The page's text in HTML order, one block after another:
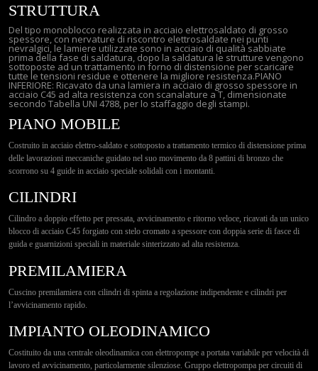
Contatti
STRUTTURA
Del tipo monoblocco realizzata in acciaio elettrosaldato di grosso
spessore, con nervature di riscontro elettrosaldate nei punti
nevralgici, le lamiere utilizzate sono in acciaio di qualità sabbiate
prima della fase di saldatura, dopo la saldatura le strutture vengono
sottoposte ad un trattamento in forno di distensione per scaricare
tutte le tensioni residue e ottenere la migliore resistenza.PIANO
INFERIORE: Ricavato da una lamiera in acciaio di grosso spessore in
acciaio C45 ad alta resistenza con scanalature a T, dimensionate
secondo Tabella UNI 4788, per lo staffaggio degli stampi.
PIANO MOBILE
Costruito in acciaio elettro-saldato e sottoposto a trattamento termico di distensione prima
delle lavorazioni meccaniche guidato nel suo movimento da 8 pattini di bronzo che
scorrono su 4 guide in acciaio speciale solidali con i montanti.
CILINDRI
Cilindro a doppio effetto per pressata, avvicinamento e ritorno veloce, ricavati da un unico
blocco di acciaio C45 forgiato con stelo cromato a spessore con doppia serie di fasce di
guida e guarnizioni speciali in materiale sinterizzato ad alta resistenza.
PREMILAMIERA
Cuscino premilamiera con cilindri di spinta a regolazione indipendente e cilindri per
l’avvicinamento rapido.
IMPIANTO OLEODINAMICO
Costituito da una centrale oleodinamica con elettropompe a portata variabile per velocità di
lavoro ed avvicinamento, particolarmente silenziose. Gruppo elettropompa per circuiti di